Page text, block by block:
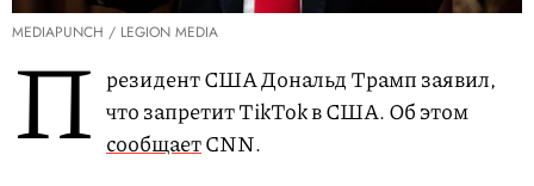
MEDIAPUNCH / LEGION MEDIA
П резидент США Дональд Трамп заявил,
что запретит TikTok в США. Об этом
сообщаетCNN.